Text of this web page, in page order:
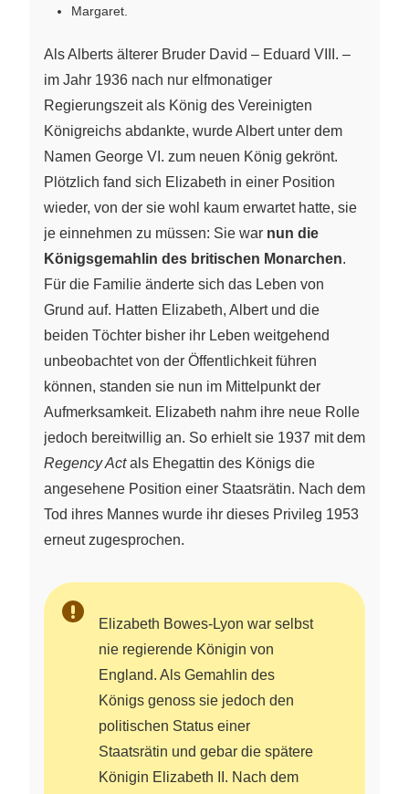
Margaret.
Als Alberts älterer Bruder David – Eduard VIII. –
im Jahr 1936 nach nur elfmonatiger
Regierungszeit als König des Vereinigten
Königreichs abdankte, wurde Albert unter dem
Namen George VI. zum neuen König gekrönt.
Plötzlich fand sich Elizabeth in einer Position
wieder, von der sie wohl kaum erwartet hatte, sie
je einnehmen zu müssen: Sie war nun die
Königsgemahlin des britischen Monarchen.
Für die Familie änderte sich das Leben von
Grund auf. Hatten Elizabeth, Albert und die
beiden Töchter bisher ihr Leben weitgehend
unbeobachtet von der Öffentlichkeit führen
können, standen sie nun im Mittelpunkt der
Aufmerksamkeit. Elizabeth nahm ihre neue Rolle
jedoch bereitwillig an. So erhielt sie 1937 mit dem
Regency Actals Ehegattin des Königs die
angesehene Position einer Staatsrätin. Nach dem
Tod ihres Mannes wurde ihr dieses Privileg 1953
erneut zugesprochen.
Elizabeth Bowes-Lyon war selbst
nie regierende Königin von
England. Als Gemahlin des
Königs genoss sie jedoch den
politischen Status einer
Staatsrätin und gebar die spätere
Königin Elizabeth II. Nach dem